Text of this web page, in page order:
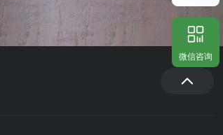
微信咨询